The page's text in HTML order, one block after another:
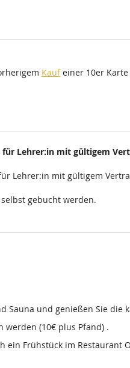
Kaufeiner 10er Karte
Lehrer:in mit gültigem
Lehrer:in mit gültigem
gebucht werden.
Sauna und genießen Sie die
werden (10€ plus Pfand) .
Frühstück im Restaurant